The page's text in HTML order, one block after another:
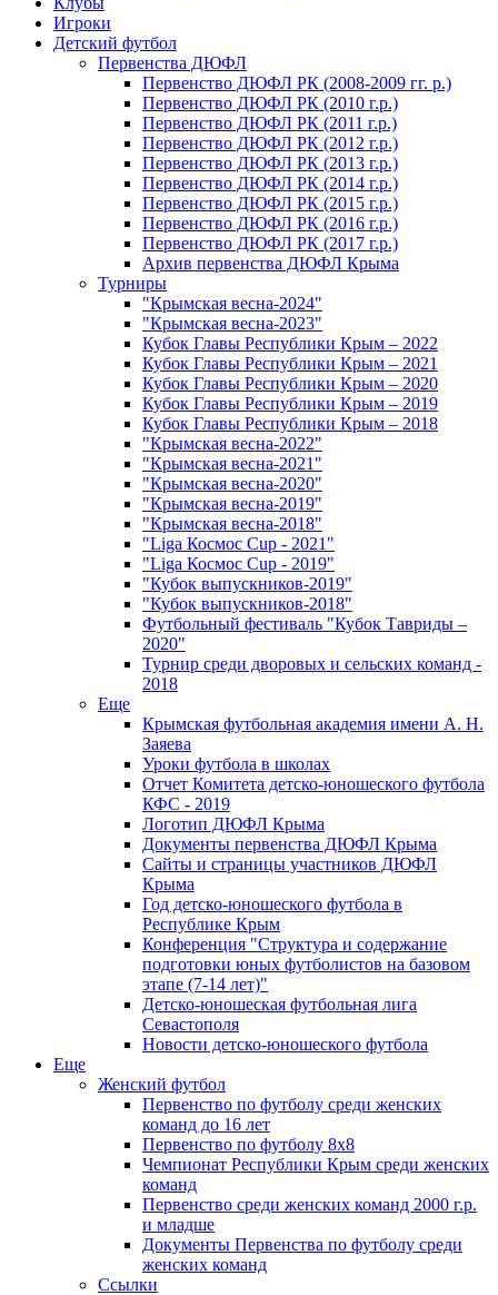
Игроки
Детский футбол
Первенства ДЮФЛ
Первенство ДЮФЛ РК (2008-2009 гг. р.)
Первенство ДЮФЛ РК (2010 г.р.)
Первенство ДЮФЛ РК (2011 г.р.)
Первенство ДЮФЛ РК (2012 г.р.)
Первенство ДЮФЛ РК (2013 г.р.)
Первенство ДЮФЛ РК (2014 г.р.)
Первенство ДЮФЛ РК (2015 г.р.)
Первенство ДЮФЛ РК (2016 г.р.)
Первенство ДЮФЛ РК (2017 г.р.)
Архив первенства ДЮФЛ Крыма
Турниры
"Крымская весна-2024"
"Крымская весна-2023"
Кубок Главы Республики Крым – 2022
Кубок Главы Республики Крым – 2021
Кубок Главы Республики Крым – 2020
Кубок Главы Республики Крым – 2019
Кубок Главы Республики Крым – 2018
"Крымская весна-2022"
"Крымская весна-2021"
"Крымская весна-2020"
"Крымская весна-2019"
"Крымская весна-2018"
"Liga Космос Cup - 2021"
"Liga Космос Cup - 2019"
"Кубок выпускников-2019"
"Кубок выпускников-2018"
Футбольный фестиваль "Кубок Тавриды –
2020"
Турнир среди дворовых и сельских команд -
2018
Еще
Крымская футбольная академия имени А. Н.
Заяева
Уроки футбола в школах
Отчет Комитета детско-юношеского футбола
КФС - 2019
Логотип ДЮФЛ Крыма
Документы первенства ДЮФЛ Крыма
Сайты и страницы участников ДЮФЛ
Крыма
Год детско-юношеского футбола в
Республике Крым
Конференция "Структура и содержание
подготовки юных футболистов на базовом
этапе (7-14 лет)"
Детско-юношеская футбольная лига
Севастополя
Новости детско-юношеского футбола
Еще
Женский футбол
Первенство по футболу среди женских
команд до 16 лет
Первенство по футболу 8х8
Чемпионат Республики Крым среди женских
команд
Первенство среди женских команд 2000 г.р.
и младше
Документы Первенства по футболу среди
женских команд
Ссылки